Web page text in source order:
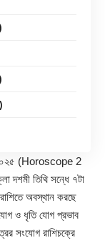
(Horoscope 2
দশমী তিথি সন্ধে ৭টা
অবস্থান করছে
ও ধৃতি যোগ প্রভাব
সংযোগ রাশিচক্রে